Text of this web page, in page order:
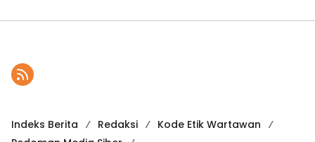
Indeks Berita Redaksi
Kode Etik Wartawan